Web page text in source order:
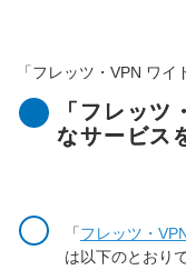
「フレッツ・VPN ワイ
「フレッ
なサービス
「フレッツ・
は以下のとおりで